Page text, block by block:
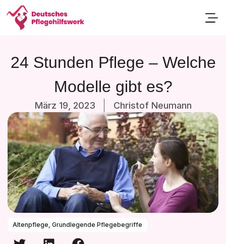
24 Stunden Pflege – Welche
Modelle gibt es?
März 19, 2023 Christof Neumann
Altenpflege, Grundlegende Pflegebegriffe